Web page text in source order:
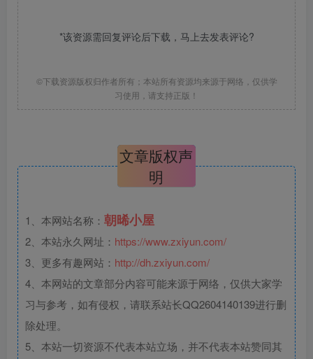
*该资源需回复评论后下载，马上去发表评论?
©下载资源版权归作者所有；本站所有资源均来源于网络，仅供学
习使用，请支持正版！
文章版权声
明
1、本网站名称： 朝晞小屋
2、本站永久网址： https://www.zxiyun.com/
3、更多有趣网站： http://dh.zxiyun.com/
4、本网站的文章部分内容可能来源于网络，仅供大家学
习与参考，如有侵权，请联系站长QQ2604140139进行删
除处理。
5、本站一切资源不代表本站立场，并不代表本站赞同其